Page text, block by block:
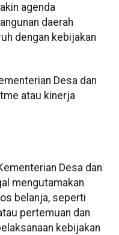
agenda
daerah
dengan kebijakan
Desa dan
atau kinerja
Desa dan
mengutamakan
belanja, seperti
pertemuan dan
kebijakan